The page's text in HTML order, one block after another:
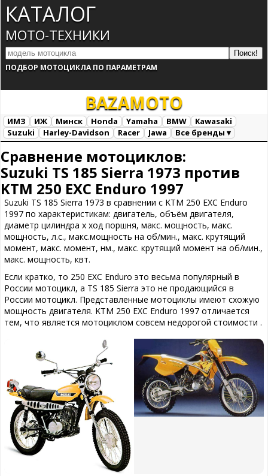
КАТАЛОГ
МОТО-ТЕХНИКИ
ПОДБОР МОТОЦИКЛА ПО ПАРАМЕТРАМ
BAZAMOTO
ИМЗ ИЖ Минск Honda Yamaha BMW
Kawasaki
Suzuki
Harley-Davidson Racer Jawa
Все бренды ▾
Сравнение мотоциклов:
Suzuki TS 185 Sierra 1973 против
KTM 250 EXC Enduro 1997
Suzuki TS 185 Sierra 1973 в сравнении с KTM 250 EXC Enduro
1997 по характеристикам: двигатель, объём двигателя,
диаметр цилиндра х ход поршня, макс. мощность, макс.
мощность, л.с., макс.мощность на об/мин., макс. крутящий
момент, макс. момент, нм., макс. крутящий момент на об/мин.,
макс. мощность, квт.
Если кратко, то 250 EXC Enduro это весьма популярный в
России мотоцикл, а TS 185 Sierra это не продающийся в
России мотоцикл. Представленные мотоциклы имеют схожую
мощность двигателя. KTM 250 EXC Enduro 1997 отличается
тем, что является мотоциклом совсем недорогой стоимости .